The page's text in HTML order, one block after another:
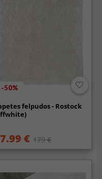
-50%
felpudos - Rostock
€ 179 €